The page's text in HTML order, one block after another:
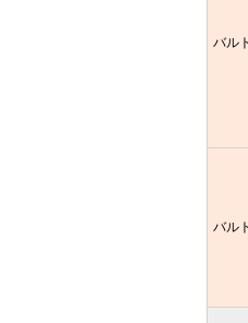
バル
バル